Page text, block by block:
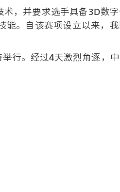
，并要求选手具备3D数
能。自该赛项设立以来，
行。经过4天激烈角逐，